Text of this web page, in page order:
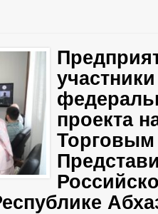
участники
проекта
Торговым